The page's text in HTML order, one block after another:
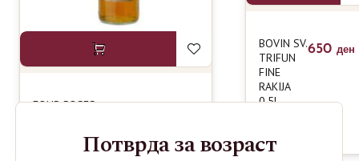
FOUR ROSES
BOVIN SV.
TRIFUN
FINE
RAKIJA
0.5L
650 ден
Потврда за возраст